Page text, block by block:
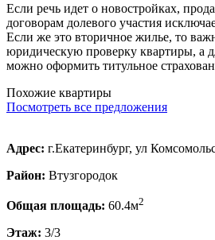
Если речь идет о новостройках,
договорам долевого участия
Если же это вторичное жилье, то
юридическую проверку квартиры, а
можно оформить титульное
Похожие квартиры
Посмотреть все предложения
Адрес: г.Екатеринбург, ул
Район: Втузгородок
Общая площадь: 60.4м2
Этаж: 3/3